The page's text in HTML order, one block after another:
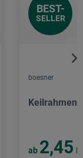
BEST-
SELLER
boesner
Keilrahmen
ab 2,45